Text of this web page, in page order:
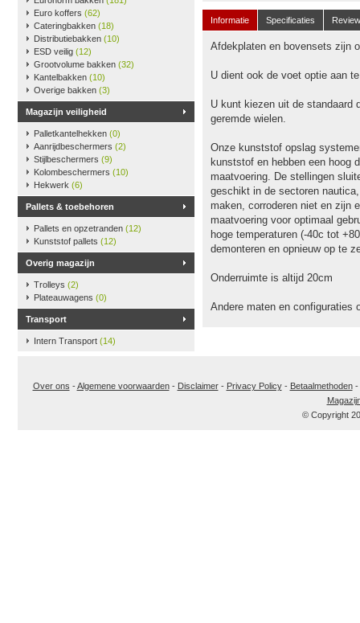
Euro koffers (62)
Cateringbakken (18)
Distributiebakken (10)
ESD veilig (12)
Grootvolume bakken (32)
Kantelbakken (10)
Overige bakken (3)
Magazijn veiligheid
Palletkantelhekken (0)
Aanrijdbeschermers (2)
Stijlbeschermers (9)
Kolombeschermers (10)
Hekwerk (6)
Pallets & toebehoren
Pallets en opzetranden (12)
Kunststof pallets (12)
Overig magazijn
Trolleys (2)
Plateauwagens (0)
Transport
Intern Transport (14)
Informatie Specificaties
Afdekplaten en bovensets zijn
U dient ook de voet optie aan
U kunt kiezen uit de standaard
geremde wielen.
Onze kunststof opslag
kunststof en hebben een hoog
maatvoering. De stellingen
geschikt in de sectoren
maken, corroderen niet en zijn
maatvoering voor optimaal
hoge temperaturen (-40c tot
demonteren en opnieuw op te
Onderruimte is altijd 20cm
Andere maten en configuraties
Over ons -Algemene voorwaarden- Disclaimer- Privacy Policy- Betaalmethoden-
© Copyright